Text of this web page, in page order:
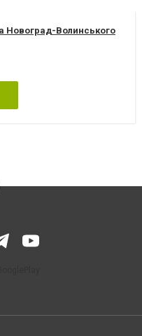
Новоград-Волинського